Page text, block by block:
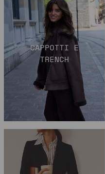
CAPPOTTI E
TRENCH